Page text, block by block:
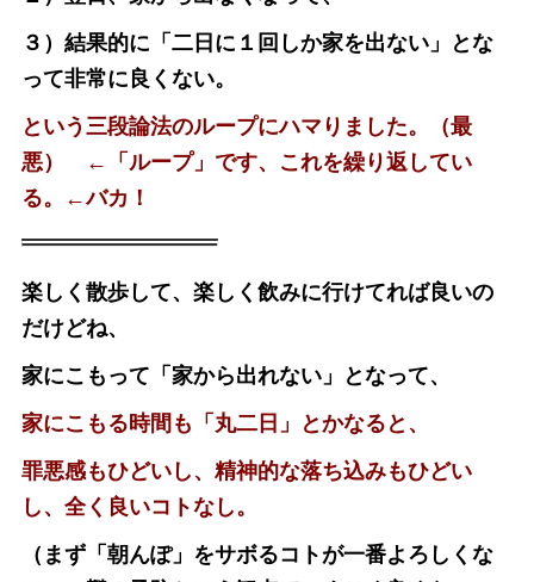
３）結果的に「二日に１回しか家を出ない」とな
って非常に良くない。
という三段論法のループにハマりました。（最
悪） ←「ループ」です、これを繰り返してい
る。←バカ！
楽しく散歩して、楽しく飲みに行けてれば良いの
だけどね、
家にこもって「家から出れない」となって、
家にこもる時間も「丸二日」とかなると、
罪悪感もひどいし、精神的な落ち込みもひどい
し、全く良いコトなし。
（まず「朝んぽ」をサボるコトが一番よろしくな